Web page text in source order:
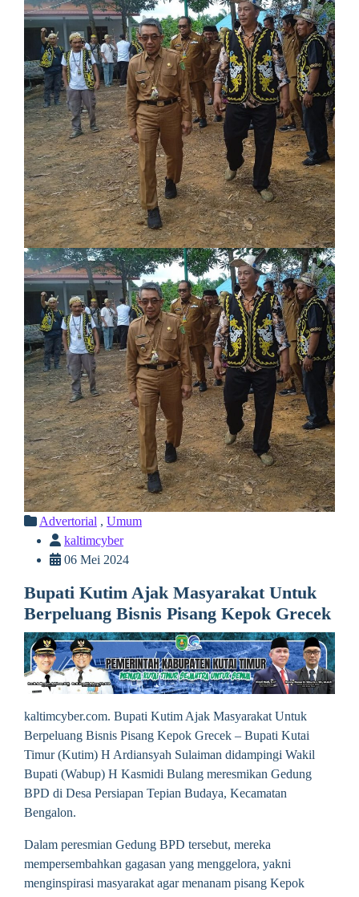
Advertorial , Umum
kaltimcyber
06 Mei 2024
Bupati Kutim Ajak Masyarakat Untuk
Berpeluang Bisnis Pisang Kepok Grecek
kaltimcyber.com. Bupati Kutim Ajak Masyarakat Untuk
Berpeluang Bisnis Pisang Kepok Grecek – Bupati Kutai
Timur (Kutim) H Ardiansyah Sulaiman didampingi Wakil
Bupati (Wabup) H Kasmidi Bulang meresmikan Gedung
BPD di Desa Persiapan Tepian Budaya, Kecamatan
Bengalon.
Dalam peresmian Gedung BPD tersebut, mereka
mempersembahkan gagasan yang menggelora, yakni
menginspirasi masyarakat agar menanam pisang Kepok